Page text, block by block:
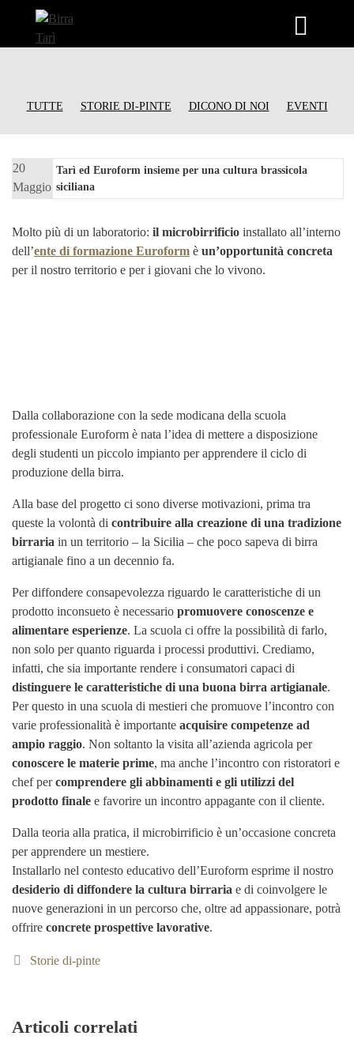
TUTTE STORIE DI-PINTE DICONO DI NOI EVENTI
Tarì ed Euroform insieme per una cultura brassicola
siciliana
20
Maggio
Maggio
2022
Molto più di un laboratorio: il microbirrificio installato all’interno
dell’ente di formazione Euroform è un’opportunità concreta
per il nostro territorio e per i giovani che lo vivono.
Dalla collaborazione con la sede modicana della scuola
professionale Euroform è nata l’idea di mettere a disposizione
degli studenti un piccolo impianto per apprendere il ciclo di
produzione della birra.
Alla base del progetto ci sono diverse motivazioni, prima tra
queste la volontà di contribuire alla creazione di una tradizione
birraria in un territorio – la Sicilia – che poco sapeva di birra
artigianale fino a un decennio fa.
Per diffondere consapevolezza riguardo le caratteristiche di un
prodotto inconsueto è necessario promuovere conoscenze e
alimentare esperienze. La scuola ci offre la possibilità di farlo,
non solo per quanto riguarda i processi produttivi. Crediamo,
infatti, che sia importante rendere i consumatori capaci di
distinguere le caratteristiche di una buona birra artigianale.
Per questo in una scuola di mestieri che promuove l’incontro con
varie professionalità è importante acquisire competenze ad
ampio raggio. Non soltanto la visita all’azienda agricola per
conoscere le materie prime, ma anche l’incontro con ristoratori e
chef percomprendere gli abbinamenti e gli utilizzi del
prodotto finale e favorire un incontro appagante con il cliente.
Dalla teoria alla pratica, il microbirrificio è un’occasione concreta
per apprendere un mestiere.
Installarlo nel contesto educativo dell’Euroform esprime il nostro
desiderio di diffondere la cultura birraria e di coinvolgere le
nuove generazioni in un percorso che, oltre ad appassionare, potrà
offrire concrete prospettive lavorative.
Categorie
Storie di-pinte
Articoli correlati